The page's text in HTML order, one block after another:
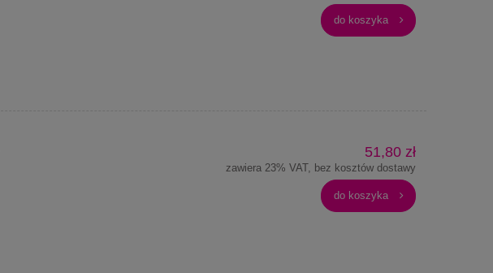
do koszyka
51,80 zł
zawiera 23% VAT, bez kosztów dostawy
do koszyka